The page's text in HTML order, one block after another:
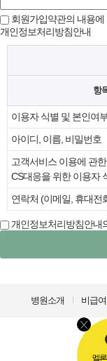
회원가입약관의 내용에
개인정보처리방침안내
항
이용자 식별 및 본인여
아이디, 이름, 비밀번호
고객서비스 이용에 관한
CS대응을 위한 이용자
연락처 (이메일, 휴대전
개인정보처리방침안내
병원소개 비급